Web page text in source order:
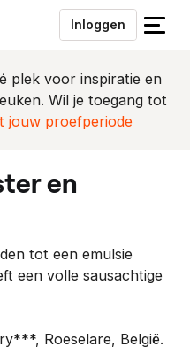
Inloggen
S
u
i
u
plek voor inspiratie en
Wil je toegang tot
jouw proefperiode
tot een emulsie
een volle sausachtige
Roeselare, België.